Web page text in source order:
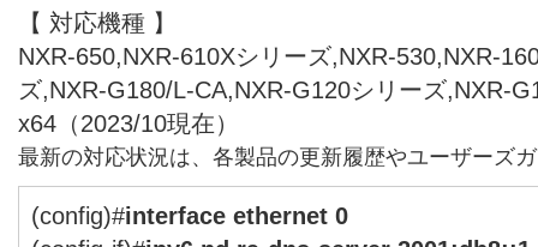
【 対応機種 】
NXR-650,NXR-610Xシリーズ,NXR-530,NXR-
ズ,NXR-G180/L-CA,NXR-G120シリーズ,NXR-
x64（2023/10現在）
最新の対応状況は、各製品の更新履歴やユーザーズ
(config)#interface ethernet 0